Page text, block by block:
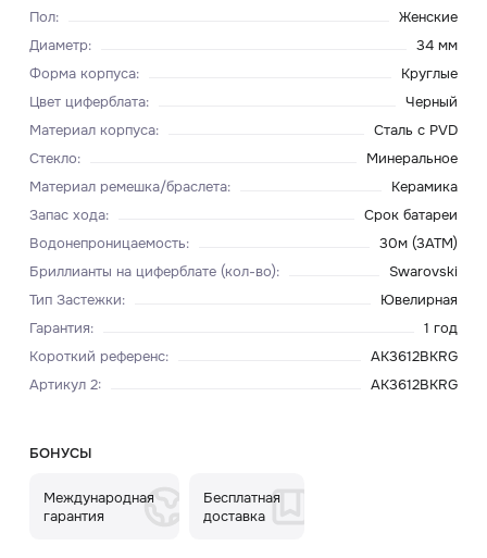
Пол:
Женские
Диаметр:
34 мм
Форма корпуса:
Круглые
Цвет циферблата:
Черный
Материал корпуса:
Сталь с PVD
Стекло:
Минеральное
Материал ремешка/браслета:
Керамика
Запас хода:
Срок батареи
Водонепроницаемость:
30м (3ATM)
Бриллианты на циферблате (кол-во):
Swarovski
Тип Застежки:
Ювелирная
Гарантия:
1 год
Короткий референс:
AK3612BKRG
Артикул 2: AK3612BKRG
БОНУСЫ
Международная
гарантия
Бесплатная
доставка